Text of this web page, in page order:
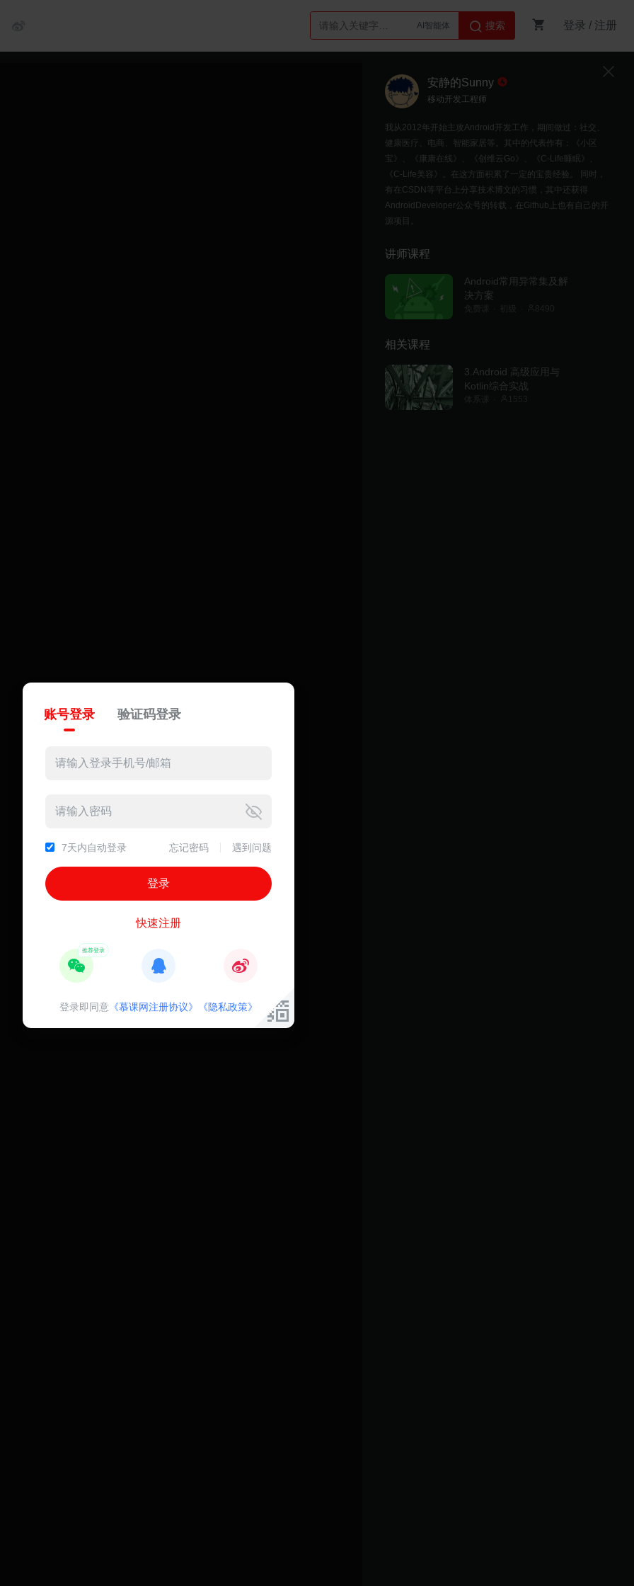
AI智能体
Python
搜索 登录 / 注册
安静的Sunny
移动开发工程师
我从2012年开始主攻Android开发工作，期间做过：社交、
健康医疗、电商、智能家居等。其中的代表作有：《小区
宝》、《康康在线》、《创维云Go》、《C-Life睡眠》、
《C-Life美容》。在这方面积累了一定的宝贵经验。 同时，
有在CSDN等平台上分享技术博文的习惯，其中还获得
AndroidDeveloper公众号的转载，在Github上也有自己的开
源项目。
讲师课程
Android常用异常集及解
决方案
相关课程
3.Android 高级应用与
Kotlin综合实战
账号登录 验证码登录
7天内自动登录 遇到问题
忘记密码
快速注册
登录即同意 《慕课网注册协议》 《隐私政策》